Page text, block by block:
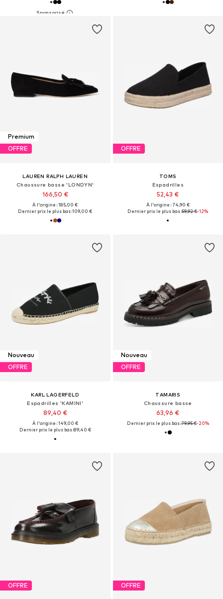
Premium
OFFRE
LAUREN RALPH LAUREN
Chaussure basse 'LONDYN'
166,50 €
À l'origine : 185,00 €
Dernier prix le plus bas :109,00 €
OFFRE
TOMS
Espadrilles
52,43 €
À l'origine : 74,90 €
Dernier prix le plus bas :59,92 €-12%
Nouveau
OFFRE
KARL LAGERFELD
Espadrilles 'KAMINI'
89,40 €
À l'origine : 149,00 €
Dernier prix le plus bas :89,40 €
Nouveau
OFFRE
TAMARIS
Chaussure basse
63,96 €
Dernier prix le plus bas :79,95 €-20%
OFFRE OFFRE